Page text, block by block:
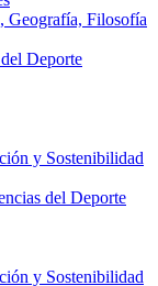
Geografía, Filosofía
Deporte
y Sostenibilidad
del Deporte
y Sostenibilidad